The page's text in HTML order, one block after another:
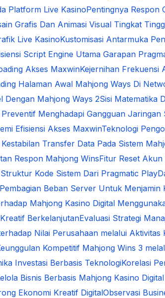
Platform Live KasinoPentingnya Respon
Grafis Dan Animasi Visual Tingkat
Live KasinoKustomisasi Antarmuka
Script Engine Utama Garapan
Akses MaxwinKejernihan Frekuensi
Halaman Awal Mahjong Ways Di
Dengan Mahjong Ways 2Sisi Matematika
Menghadapi Gangguan Jaringan
Efisiensi Akses MaxwinTeknologi
Transfer Data Pada Sistem
Respon Mahjong WinsFitur Reset Akun
Kode Sistem Dari Pragmatic Play
Beban Server Untuk Menjamin
Mahjong Kasino Digital
BerkelanjutanEvaluasi Strategi
Nilai Perusahaan melalui Aktivitas
Kompetitif Mahjong Wins 3
Investasi Berbasis TeknologiKorelasi
Bisnis Berbasis Mahjong Kasino
Ekonomi Kreatif DigitalObservasi